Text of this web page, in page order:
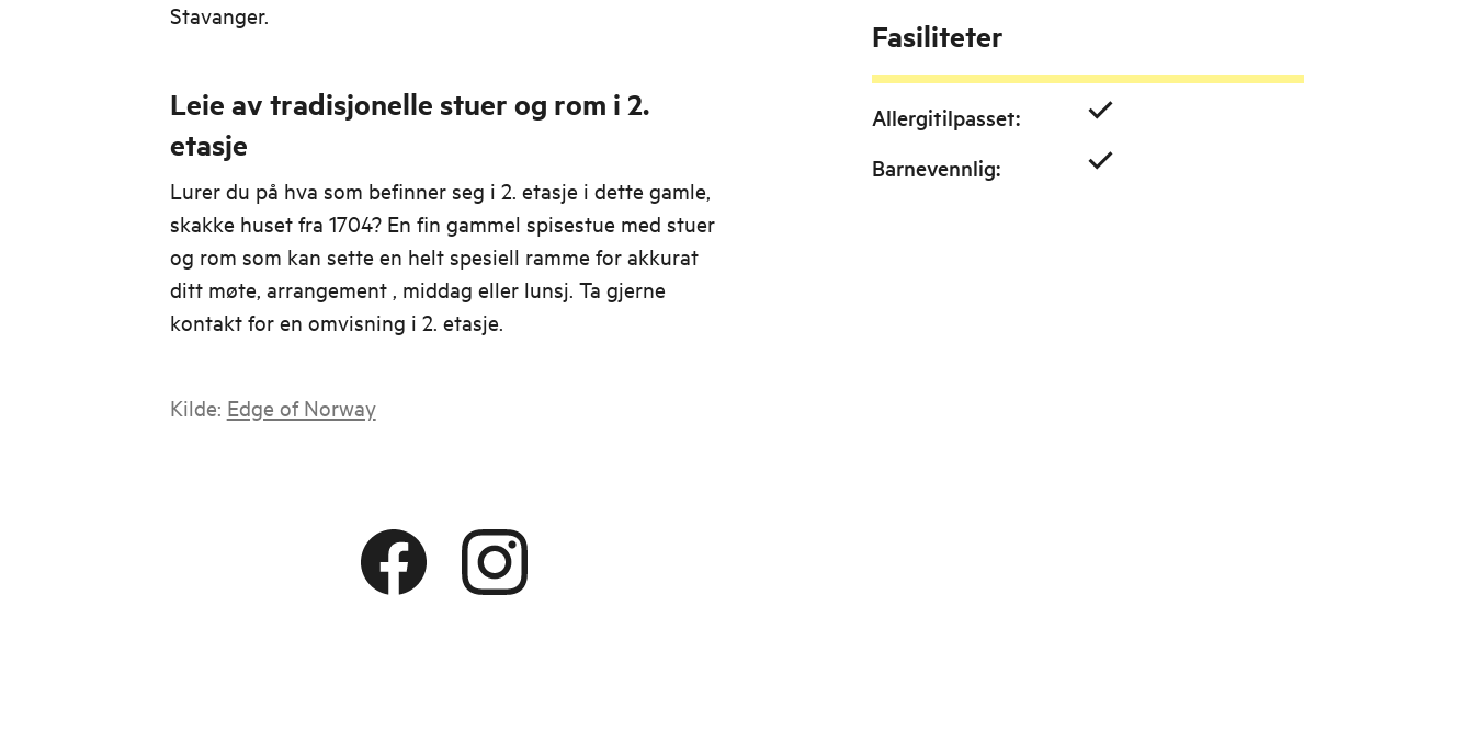
Stavanger.
Leie av tradisjonelle stuer og rom i 2.
etasje
Lurer du på hva som befinner seg i 2. etasje i dette gamle,
skakke huset fra 1704? En fin gammel spisestue med stuer
og rom som kan sette en helt spesiell ramme for akkurat
ditt møte, arrangement , middag eller lunsj. Ta gjerne
kontakt for en omvisning i 2. etasje.
Kilde: Edge of Norway
Fasiliteter
Allergitilpasset:
Barnevennlig: